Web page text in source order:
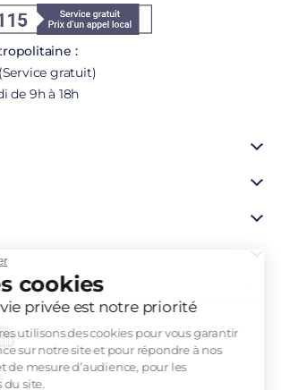
cookies
vie privée est notre priorité
utilisons des cookies pour vous garantir
sur notre site et pour répondre à nos
et de mesure d’audience, pour les
du site.
:
gratuit)
de 9h à 18h
morale